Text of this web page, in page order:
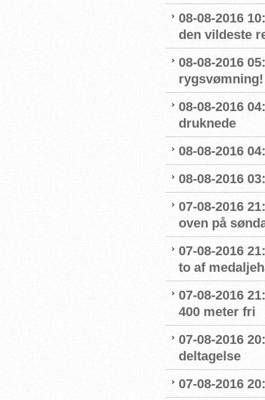
08-08-2016
den vildeste
08-08-2016
rygsvømning!
08-08-2016
druknede
08-08-2016
08-08-2016
07-08-2016
oven på
07-08-2016
to af
07-08-2016
400 meter fri
07-08-2016
deltagelse
07-08-2016